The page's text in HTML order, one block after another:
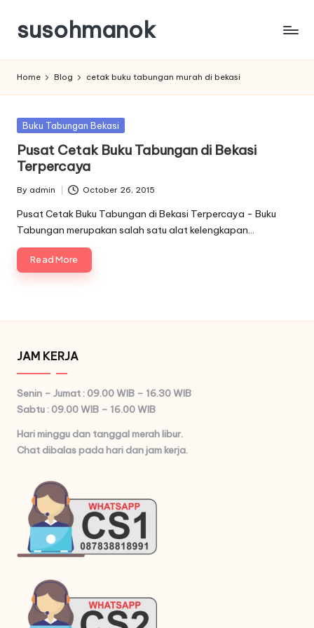
Skip
content
susohmanok
Home Blog cetak buku tabungan murah di bekasi
Posted
Buku Tabungan Bekasi
Pusat Cetak Buku Tabungan di Bekasi
Terpercaya
Posted
by
By admin October 26, 2015
Pusat Cetak Buku Tabungan di Bekasi Terpercaya - Buku
Tabungan merupakan salah satu alat kelengkapan…
Read More
JAM KERJA
Senin – Jumat : 09.00 WIB – 16.30 WIB
Sabtu : 09.00 WIB – 16.00 WIB
Hari minggu dan tanggal merah libur.
Chat dibalas pada hari dan jam kerja.